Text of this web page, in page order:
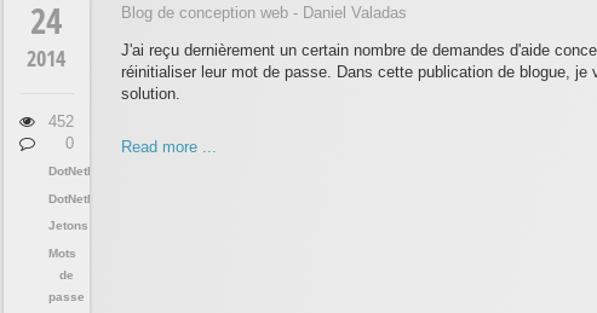
Blog de conception web - Daniel Valadas
24
2014
452
0
DotNetNuke
DotNetNuke
Jetons
Mots
de
passe
J'ai reçu dernièrement un certain nombre de demandes d'aide
réinitialiser leur mot de passe. Dans cette publication de blogue,
solution.
Read more ...